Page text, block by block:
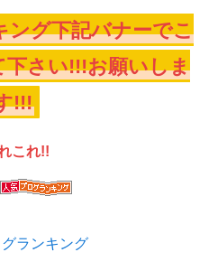
ング下記バナーでこ
下さい!!!お願いしま
!!!
これ!!
ランキング